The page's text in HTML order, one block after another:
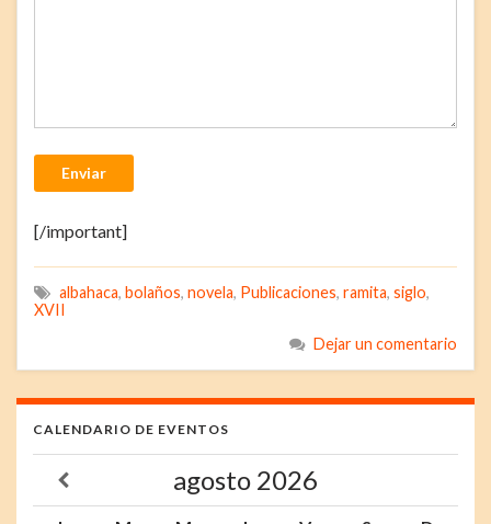
Enviar
[/important]
albahaca, bolaños, novela, Publicaciones, ramita, siglo,
XVII
Dejar un comentario
CALENDARIO DE EVENTOS
agosto 2026